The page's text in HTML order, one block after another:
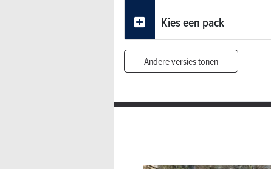
Kies een pack
Andere versies tonen